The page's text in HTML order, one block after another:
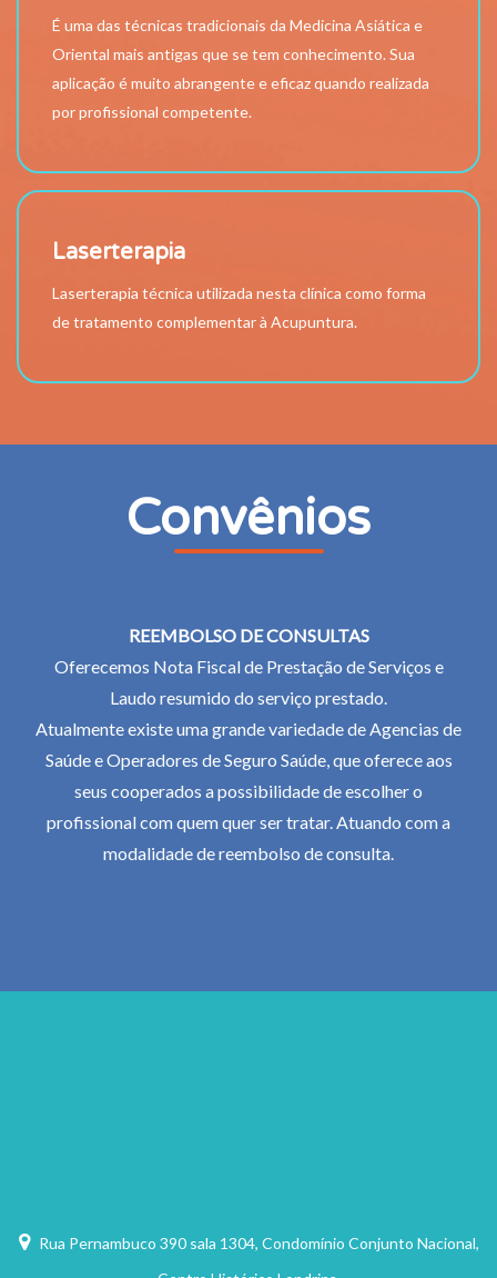
É uma das técnicas tradicionais da Medicina Asiática e
Oriental mais antigas que se tem conhecimento. Sua
aplicação é muito abrangente e eficaz quando realizada
por profissional competente.
Laserterapia
Laserterapia técnica utilizada nesta clínica como forma
de tratamento complementar à Acupuntura.
Convênios
REEMBOLSO DE CONSULTAS
Oferecemos Nota Fiscal de Prestação de Serviços e
Laudo resumido do serviço prestado.
Atualmente existe uma grande variedade de Agencias de
Saúde e Operadores de Seguro Saúde, que oferece aos
seus cooperados a possibilidade de escolher o
profissional com quem quer ser tratar. Atuando com a
modalidade de reembolso de consulta.
Rua Pernambuco 390 sala 1304, Condomínio Conjunto Nacional,